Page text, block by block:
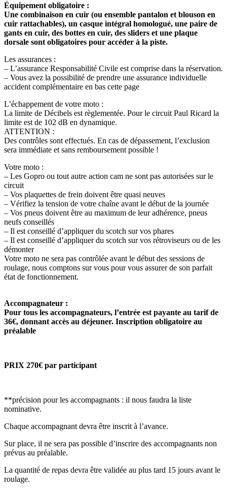
Équipement obligatoire :
Une combinaison en cuir (ou ensemble pantalon et blouson en
cuir rattachables), un casque intégral homologué, une paire de
gants en cuir, des bottes en cuir, des sliders et une plaque
dorsale sont obligatoires pour accéder à la piste.
Les assurances :
– L’assurance Responsabilité Civile est comprise dans la réservation.
– Vous avez la possibilité de prendre une assurance individuelle
accident complémentaire en bas cette page
L’échappement de votre moto :
La limite de Décibels est règlementée. Pour le circuit Paul Ricard la
limite est de 102 dB en dynamique.
ATTENTION :
Des contrôles sont effectués. En cas de dépassement, l’exclusion
sera immédiate et sans remboursement possible !
Votre moto :
– Les Gopro ou tout autre action cam ne sont pas autorisées sur le
circuit
– Vos plaquettes de frein doivent être quasi neuves
– Vérifiez la tension de votre chaîne avant le début de la journée
– Vos pneus doivent être au maximum de leur adhérence, pneus
neufs conseillés
– Il est conseillé d’appliquer du scotch sur vos phares
– Il est conseillé d’appliquer du scotch sur vos rétroviseurs ou de les
démonter
Votre moto ne sera pas contrôlée avant le début des sessions de
roulage, nous comptons sur vous pour vous assurer de son parfait
état de fonctionnement.
Accompagnateur :
Pour tous les accompagnateurs, l’entrée est payante au tarif de
36€, donnant accès au déjeuner. Inscription obligatoire au
préalable
PRIX 270€ par participant
**précision pour les accompagnants : il nous faudra la liste
nominative.
Chaque accompagnant devra être inscrit à l’avance.
Sur place, il ne sera pas possible d’inscrire des accompagnants non
prévus au préalable.
La quantité de repas devra être validée au plus tard 15 jours avant le
roulage.